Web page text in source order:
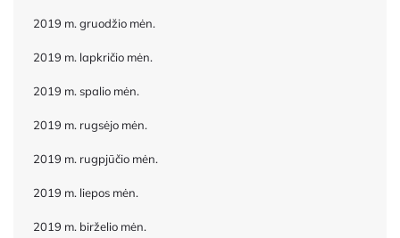
2019 m. gruodžio mėn.
2019 m. lapkričio mėn.
2019 m. spalio mėn.
2019 m. rugsėjo mėn.
2019 m. rugpjūčio mėn.
2019 m. liepos mėn.
2019 m. birželio mėn.